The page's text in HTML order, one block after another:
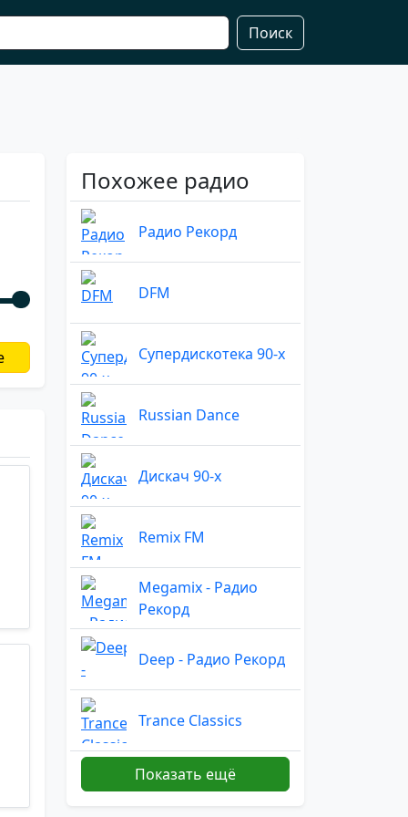
Поиск
Похожее радио
Радио Рекорд
DFM
Супердискотека 90-х
Russian Dance
Дискач 90-х
Remix FM
Megamix - Радио
Рекорд
Deep - Радио Рекорд
Trance Classics
Remix
Показать ещё